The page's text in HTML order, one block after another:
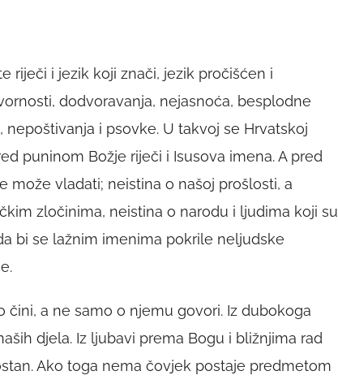
riječi i jezik koji znači, jezik pročišćen i
dodvoravanja, nejasnoća, besplodne
i psovke. U takvoj se Hrvatskoj
puninom Božje riječi i Isusova imena. A pred
vladati; neistina o našoj prošlosti, a
zločinima, neistina o narodu i ljudima koji su
bi se lažnim imenima pokrile neljudske
čini, a ne samo o njemu govori. Iz dubokoga
djela. Iz ljubavi prema Bogu i bližnjima rad
Ako toga nema čovjek postaje predmetom